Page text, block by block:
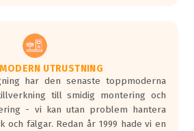
UTRUSTNING
har den senaste toppmoderna
till smidig montering och
- vi kan utan problem hantera
och fälgar. Redan år 1999 hade vi en